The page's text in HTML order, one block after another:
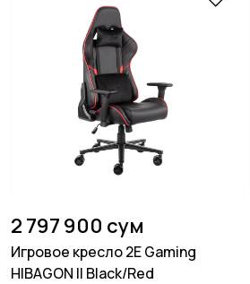
2 797 900 сум
Игровое кресло 2E Gaming
HIBAGON II Black/Red